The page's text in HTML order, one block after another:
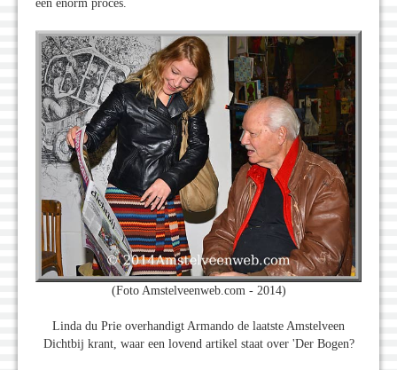
een enorm proces.
(Foto Amstelveenweb.com - 2014)
Linda du Prie overhandigt Armando de laatste Amstelveen
Dichtbij krant, waar een lovend artikel staat over 'Der Bogen?